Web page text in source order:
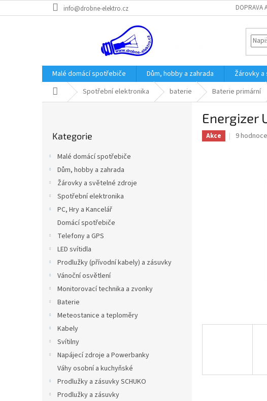
na
info@drobne-elektro.cz DOPRAVA
Malé domácí spotřebiče Dům, hobby a zahrada Žárovky
Domů Spotřební elektronika baterie Baterie primární
kategorie
Kategorie
Malé domácí spotřebiče
Dům, hobby a zahrada
Žárovky a světelné zdroje
Spotřební elektronika
PC, Hry a Kancelář
Domácí spotřebiče
Telefony a GPS
LED svítidla
Prodlužky (přívodní kabely) a zásuvky
Vánoční osvětlení
Monitorovací technika a zvonky
Baterie
Meteostanice a teploměry
Kabely
Svítilny
Napájecí zdroje a Powerbanky
Váhy osobní a kuchyňské
Prodlužky a zásuvky SCHUKO
Prodlužky a zásuvky
Energizer
Akce
Průměrné
9